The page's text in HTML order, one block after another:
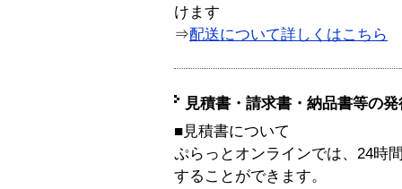
けます
⇒配送について詳しくはこちら
見積書・請求書・納品書等の
■見積書について
ぷらっとオンラインでは、24時
することができます。